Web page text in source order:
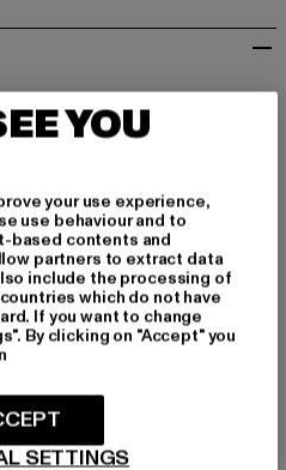
Tee von Urban Classics
ist ein solides Fundament
gefertigt, liefert es
bis zur Stage brauchst.
klassische Rundhals
zum easy Go-To für
'nem Oversized-Hemd im
Look – mit diesem Teil
Lässig, Casual, Basic
YOU
your use experience,
use behaviour and to
based contents and
partners to extract data
include the processing of
which do not have
If you want to change
By clicking on "Accept" you
SETTINGS